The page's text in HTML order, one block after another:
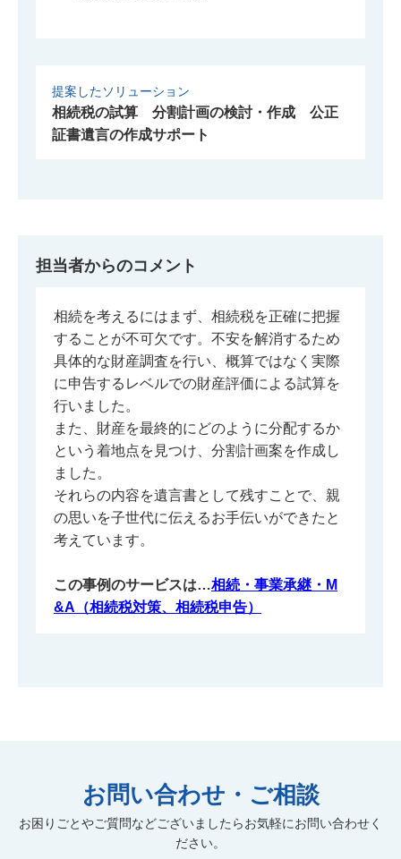
提案したソリューション
相続税の試算 分割計画の検討・作成 公正
証書遺言の作成サポート
担当者からのコメント
相続を考えるにはまず、相続税を正確に把握
することが不可欠です。不安を解消するため
具体的な財産調査を行い、概算ではなく実際
に申告するレベルでの財産評価による試算を
行いました。
また、財産を最終的にどのように分配するか
という着地点を見つけ、分割計画案を作成し
ました。
それらの内容を遺言書として残すことで、親
の思いを子世代に伝えるお手伝いができたと
考えています。
この事例のサービスは…相続・事業承継・M
&A（相続税対策、相続税申告）
お問い合わせ・ご相談
お困りごとやご質問などございましたらお気軽にお問い合わせく
ださい。